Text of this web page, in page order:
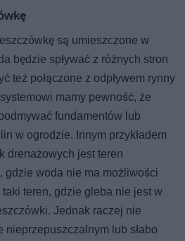
są umieszczone w
będzie spływać z różnych stron
też połączone z odpływem rynny
mamy pewność, że
fundamentów lub
w ogrodzie. Innym przykładem
drenażowych jest teren
gdzie woda nie ma możliwości
teren, gdzie gleba nie jest w
Jednak raczej nie
nieprzepuszczalnym lub słabo